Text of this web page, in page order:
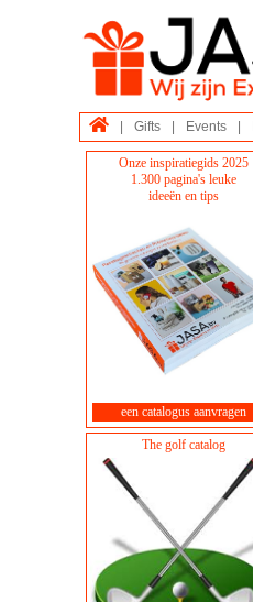
Gifts Events
Onze inspiratiegids 2025
1.300 pagina's leuke
ideeën en tips
een catalogus aanvragen
The golf catalog